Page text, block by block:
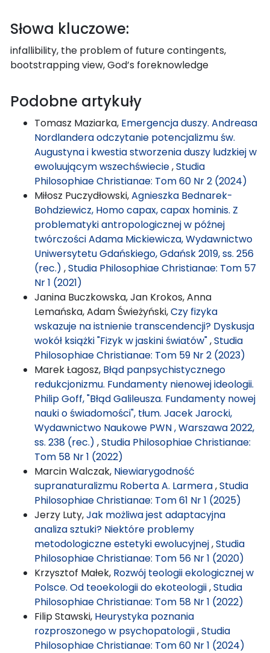
Słowa kluczowe:
infallibility, the problem of future contingents,
bootstrapping view, God’s foreknowledge
Podobne artykuły
Tomasz Maziarka, Emergencja duszy. Andreasa
Nordlandera odczytanie potencjalizmu św.
Augustyna i kwestia stworzenia duszy ludzkiej w
ewoluującym wszechświecie,Studia
Philosophiae Christianae: Tom 60 Nr 2 (2024)
Miłosz Puczydłowski,Agnieszka Bednarek-
Bohdziewicz, Homo capax, capax hominis. Z
problematyki antropologicznej w późnej
twórczości Adama Mickiewicza, Wydawnictwo
Uniwersytetu Gdańskiego, Gdańsk 2019, ss. 256
(rec.) ,Studia Philosophiae Christianae: Tom 57
Nr 1 (2021)
Janina Buczkowska, Jan Krokos, Anna
Lemańska, Adam Świeżyński,Czy fizyka
wskazuje na istnienie transcendencji? Dyskusja
wokół książki "Fizyk w jaskini światów",Studia
Philosophiae Christianae: Tom 59 Nr 2 (2023)
Marek Łagosz, Błąd panpsychistycznego
redukcjonizmu. Fundamenty nienowej ideologii.
Philip Goff, "Błąd Galileusza. Fundamenty nowej
nauki o świadomości", tłum. Jacek Jarocki,
Wydawnictwo Naukowe PWN , Warszawa 2022,
ss. 238 (rec.) ,Studia Philosophiae Christianae:
Tom 58 Nr 1 (2022)
Marcin Walczak, Niewiarygodność
supranaturalizmu Roberta A. Larmera,Studia
Philosophiae Christianae: Tom 61 Nr 1 (2025)
Jerzy Luty,Jak możliwa jest adaptacyjna
analiza sztuki? Niektóre problemy
metodologiczne estetyki ewolucyjnej,Studia
Philosophiae Christianae: Tom 56 Nr 1 (2020)
Krzysztof Małek, Rozwój teologii ekologicznej w
Polsce. Od teoekologii do ekoteologii,Studia
Philosophiae Christianae: Tom 58 Nr 1 (2022)
Filip Stawski, Heurystyka poznania
rozproszonego w psychopatologii,Studia
Philosophiae Christianae: Tom 60 Nr 1 (2024)